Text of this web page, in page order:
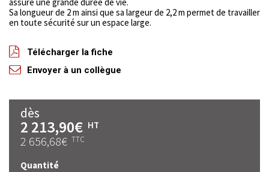
Sa longueur de 2 m ainsi que sa largeur de 2,2 m permet de travailler
en toute sécurité sur un espace large.
Télécharger la fiche
Envoyer à un collègue
dès
2 213,90€ HT
2 656,68€ TTC
Quantité